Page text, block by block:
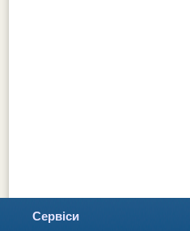
Сервіси